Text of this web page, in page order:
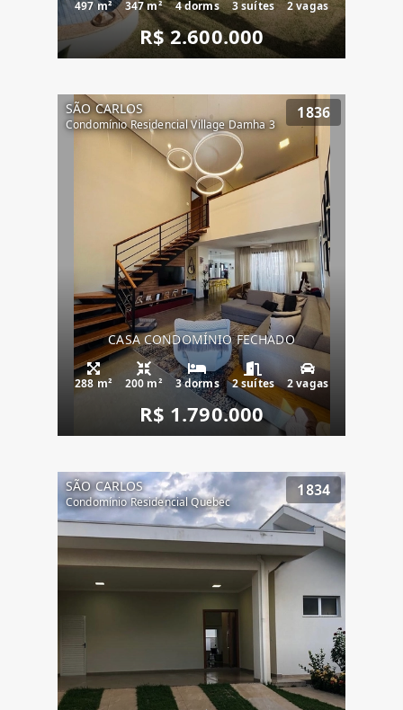
497 m² 347 m² 4 dorms 3 suítes 2 vagas
R$ 2.600.000
SÃO CARLOS
Condomínio Residencial Village Damha 3
1836
CASA CONDOMÍNIO FECHADO
288 m² 200 m² 3 dorms 2 suítes 2 vagas
R$ 1.790.000
SÃO CARLOS
Condomínio Residencial Quebec
1834